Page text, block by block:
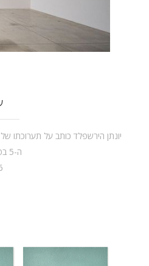
יונתן הירשפלד כותב על תערוכתו
ה-5 בפברואר ל-5 במרץ 2026